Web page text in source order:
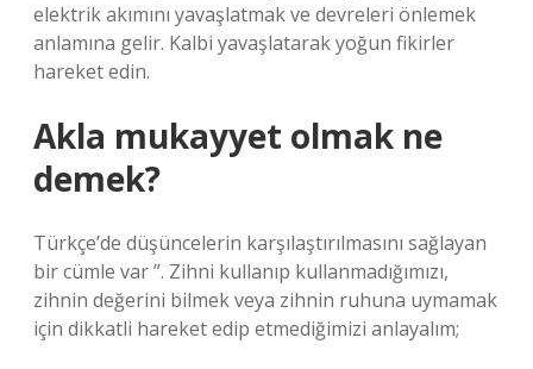
elektrik akımını yavaşlatmak ve devreleri önlemek
anlamına gelir. Kalbi yavaşlatarak yoğun fikirler
hareket edin.
Akla mukayyet olmak ne
demek?
Türkçe’de düşüncelerin karşılaştırılmasını sağlayan
bir cümle var ”. Zihni kullanıp kullanmadığımızı,
zihnin değerini bilmek veya zihnin ruhuna uymamak
için dikkatli hareket edip etmediğimizi anlayalım;